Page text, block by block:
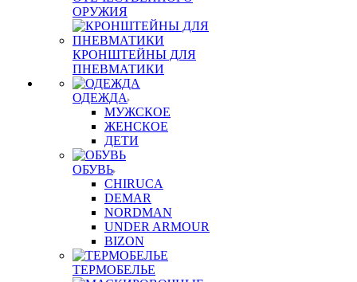
ОРУЖИЯ
КРОНШТЕЙНЫ ДЛЯ
ПНЕВМАТИКИ
ОДЕЖДА
МУЖСКОЕ
ЖЕНСКОЕ
ДЕТИ
ОБУВЬ
CHIRUCA
DEMAR
NORDMAN
UNDER ARMOUR
BIZON
ТЕРМОБЕЛЬЕ